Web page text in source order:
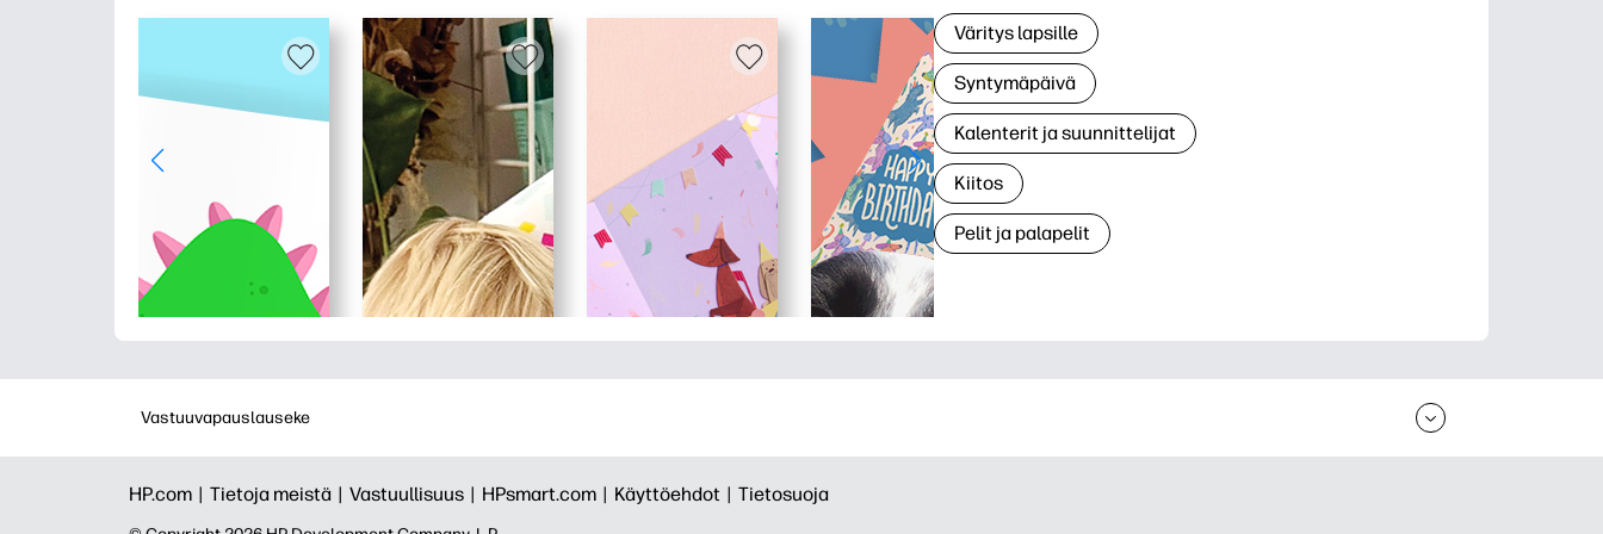
Väritys lapsille
Syntymäpäivä
Kalenterit ja suunnittelijat
Kiitos
Pelit ja palapelit
Vastuuvapauslauseke
HP.com | Tietoja meistä | Vastuullisuus | HPsmart.com | Käyttöehdot | Tietosuoja